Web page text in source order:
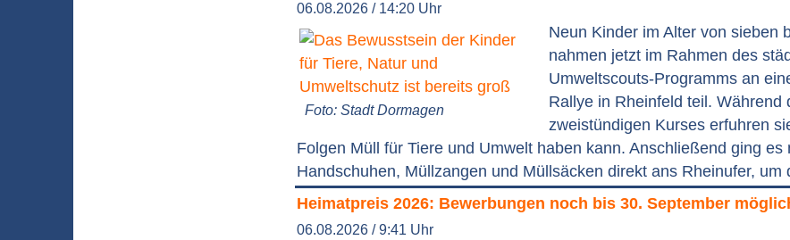
06.08.2026 / 14:20 Uhr
Foto: Stadt Dormagen
Neun Kinder im Alter von sieben
nahmen jetzt im Rahmen des
Umweltscouts-Programms an
Rallye in Rheinfeld teil. Während
zweistündigen Kurses erfuhren
Folgen Müll für Tiere und Umwelt haben kann. Anschließend ging es
Handschuhen, Müllzangen und Müllsäcken direkt ans Rheinufer, um
Heimatpreis 2026: Bewerbungen noch bis 30. September
06.08.2026 / 9:41 Uhr